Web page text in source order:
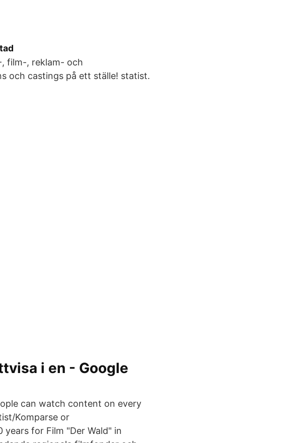
film-, reklam- och
och castings på ett ställe! statist.
i en - Google
can watch content on every
Komparse or
for Film "Der Wald" in